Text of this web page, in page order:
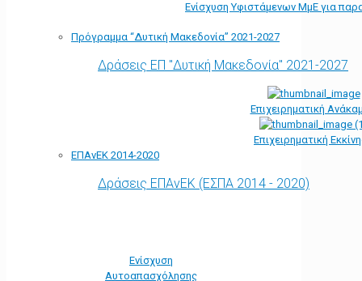
Ενίσχυση Υφιστάμενων ΜμΕ για
Πρόγραμμα “Δυτική Μακεδονία” 2021-2027
Δράσεις ΕΠ "Δυτική Μακεδονία" 2021-2027
Επιχειρηματική
Επιχειρηματική
ΕΠΑνΕΚ 2014-2020
Δράσεις ΕΠΑνΕΚ (ΕΣΠΑ 2014 - 2020)
Ενίσχυση
Αυτοαπασχόλησης